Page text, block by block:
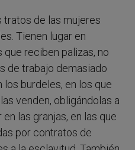
tratos de las mujeres
Tienen lugar en
reciben palizas, no
de trabajo demasiado
los burdeles, en los que
venden, obligándolas a
las granjas, en las que
por contratos de